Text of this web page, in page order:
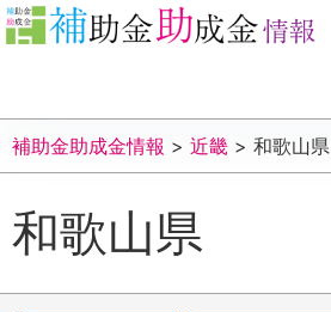
補助金助成金情報 > 近畿 > 和歌山県
和歌山県